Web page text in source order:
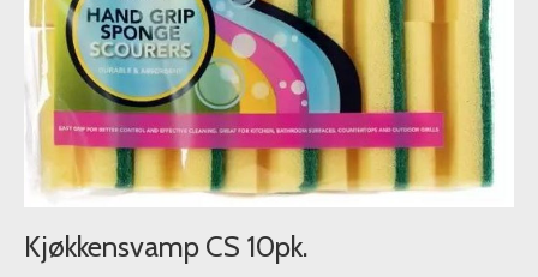
Kjøkkensvamp CS 10pk.